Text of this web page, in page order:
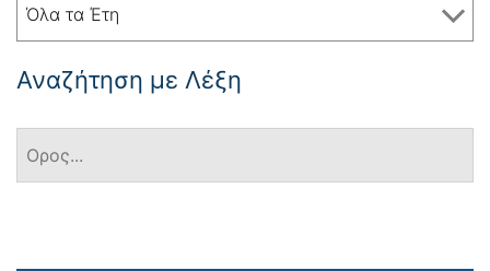
Όλα τα Έτη
Αναζήτηση με Λέξη